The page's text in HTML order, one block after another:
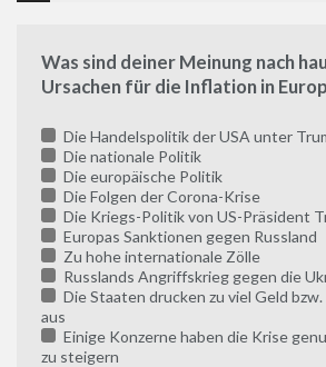
Was sind deiner Meinung nach
Ursachen für die Inflation in
Die Handelspolitik der USA unter
Die nationale Politik
Die europäische Politik
Die Folgen der Corona-Krise
Die Kriegs-Politik von US-Präsident
Europas Sanktionen gegen Russland
Zu hohe internationale Zölle
Russlands Angriffskrieg gegen die
Die Staaten drucken zu viel Geld
aus
Einige Konzerne haben die Krise
zu steigern